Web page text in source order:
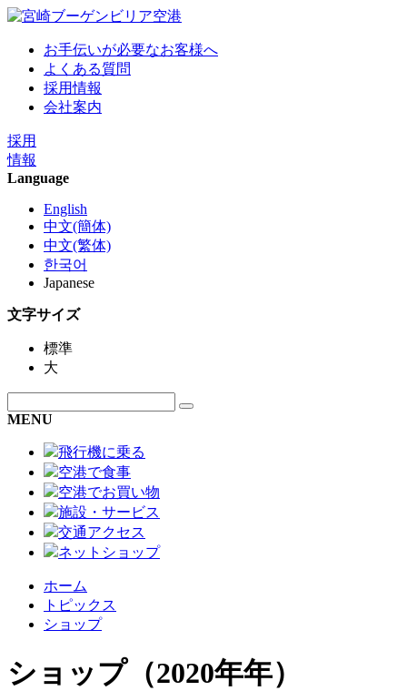
お手伝いが必要なお客様へ
よくある質問
採用情報
会社案内
採用
情報
Language
English
中文(簡体)
中文(繁体)
한국어
Japanese
文字サイズ
標準
大
MENU
飛行機に乗る
空港で食事
空港でお買い物
施設・サービス
交通アクセス
ネットショップ
ホーム
トピックス
ショップ
ショップ（2020年年）